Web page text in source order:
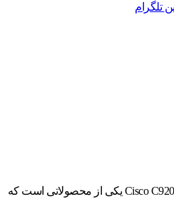
تلگرام
سوئیچ 24 پورت سیسکو Cisco C9200-24P-E یکی از محصولاتی است که